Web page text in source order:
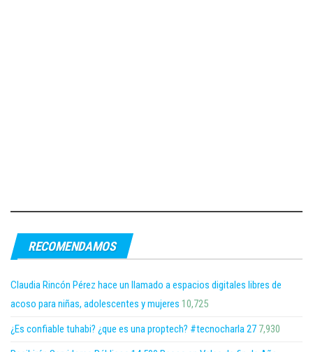
RECOMENDAMOS
Claudia Rincón Pérez hace un llamado a espacios digitales libres de
acoso para niñas, adolescentes y mujeres 10,725
¿Es confiable tuhabi? ¿que es una proptech? #tecnocharla 27 7,930